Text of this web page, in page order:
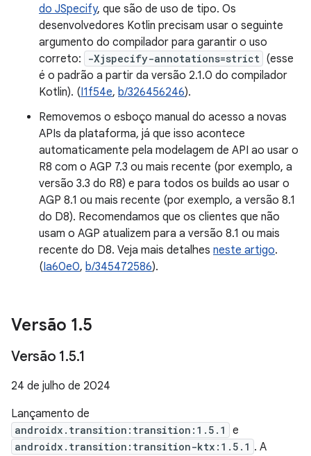
do JSpecify, que são de uso de tipo. Os
desenvolvedores Kotlin precisam usar o seguinte
argumento do compilador para garantir o uso
correto:
-Xjspecify-annotations=strict (esse
é o padrão a partir da versão 2.1.0 do compilador
Kotlin). (I1f54e, b/326456246).
Removemos o esboço manual do acesso a novas
APIs da plataforma, já que isso acontece
automaticamente pela modelagem de API ao usar o
R8 com o AGP 7.3 ou mais recente (por exemplo, a
versão 3.3 do R8) e para todos os builds ao usar o
AGP 8.1 ou mais recente (por exemplo, a versão 8.1
do D8). Recomendamos que os clientes que não
usam o AGP atualizem para a versão 8.1 ou mais
recente do D8. Veja mais detalhes neste artigo.
(Ia60e0, b/345472586).
Versão 1.5
Versão 1.5.1
24 de julho de 2024
Lançamento de
androidx.transition:transition:1.5.1 e
androidx.transition:transition-ktx:1.5.1 . A